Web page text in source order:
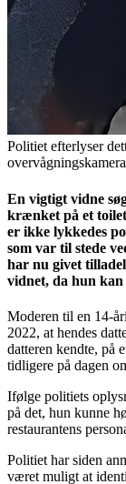
Politiet efterlyser
En vigtigt vidne
krænket på et
er ikke lykkedes
som var til stede
har nu givet
vidnet, da hun kan
Moderen til en 14-
2022, at hendes
datteren kendte, på
tidligere på dagen
Ifølge politiets
på det, hun kunne
restaurantens
Politiet har siden
været muligt at